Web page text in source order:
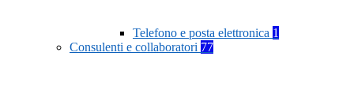
Telefono e posta elettronica 1
Consulenti e collaboratori 77